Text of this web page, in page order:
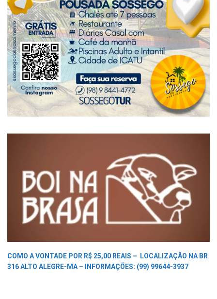
COMO A VONTADE POR R$ 25,00 REAIS –
LOCALIZAÇÃO NA BR
316 ALTO ALEGRE-MA –
INFORMAÇÕES: (99) 99644-3937